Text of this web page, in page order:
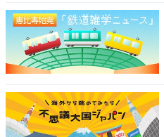
Pioneer フリップダウンモニ
インチ ブラック フルHD ルー
ア
Amazon